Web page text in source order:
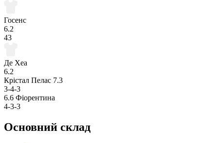
Госенс
6.2
43
Де Хеа
6.2
Крістал Пелас 7.3
3-4-3
6.6 Фіорентина
4-3-3
Основний склад